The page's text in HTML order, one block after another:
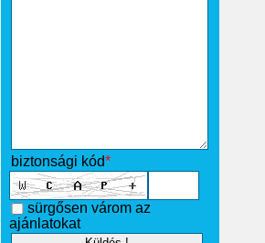
biztonsági kód*
sürgősen várom az
ajánlatokat